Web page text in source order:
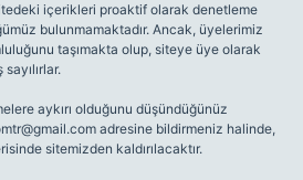
içerikleri proaktif olarak denetleme
bulunmamaktadır. Ancak, üyelerimiz
taşımakta olup, siteye üye olarak
aykırı olduğunu düşündüğünüz
adresine bildirmeniz halinde,
sitemizden kaldırılacaktır.